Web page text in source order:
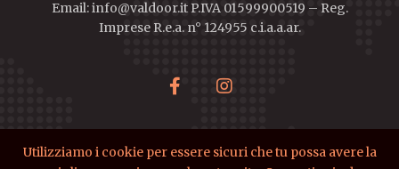
Email: info@valdoor.it P.IVA 01599900519 – Reg.
Imprese R.e.a. n° 124955 c.i.a.a.ar.
Utilizziamo i cookie per essere sicuri che tu possa avere la